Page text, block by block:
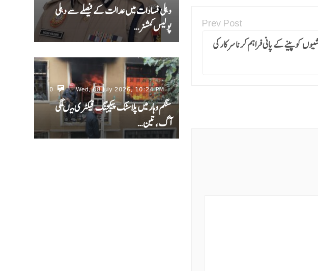
دہلی فسادات میں عدالت کے فیصلے سے دہلی
پولیس کمشنر…
Wed, 08 July 2026, 10:24 PM
0
سنگم وہار میں پلاسٹک پیکیجنگ فیکٹری میںلگی
آگ ، تین…
Prev Post
کے 20ہزار رہائشیوں کو پینے کے پانی فراہم کرنا سرکار کی